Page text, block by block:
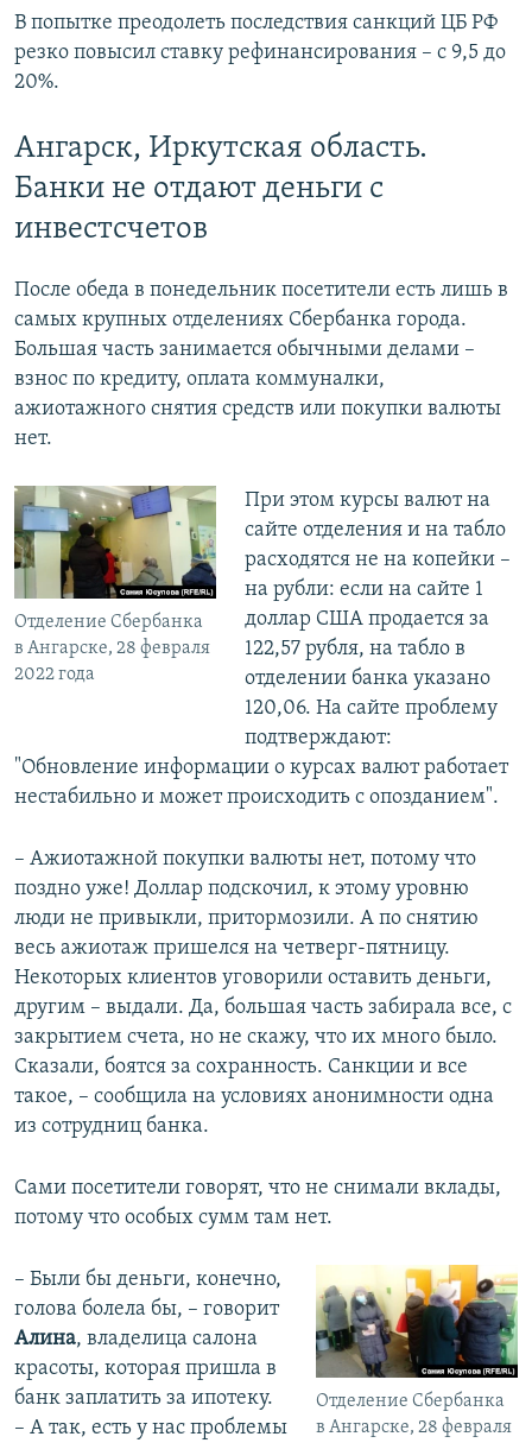
В попытке преодолеть последствия санкций ЦБ РФ
резко повысил ставку рефинансирования – с 9,5 до
20%.
Ангарск, Иркутская область.
Банки не отдают деньги с
инвестсчетов
После обеда в понедельник посетители есть лишь в
самых крупных отделениях Сбербанка города.
Большая часть занимается обычными делами –
взнос по кредиту, оплата коммуналки,
ажиотажного снятия средств или покупки валюты
нет.
Отделение Сбербанка
в Ангарске, 28 февраля
2022 года
При этом курсы валют на
сайте отделения и на табло
расходятся не на копейки –
на рубли: если на сайте 1
доллар США продается за
122,57 рубля, на табло в
отделении банка указано
120,06. На сайте проблему
подтверждают:
"Обновление информации о курсах валют работает
нестабильно и может происходить с опозданием".
– Ажиотажной покупки валюты нет, потому что
поздно уже! Доллар подскочил, к этому уровню
люди не привыкли, притормозили. А по снятию
весь ажиотаж пришелся на четверг-пятницу.
Некоторых клиентов уговорили оставить деньги,
другим – выдали. Да, большая часть забирала все, с
закрытием счета, но не скажу, что их много было.
Сказали, боятся за сохранность. Санкции и все
такое, – сообщила на условиях анонимности одна
из сотрудниц банка.
Сами посетители говорят, что не снимали вклады,
потому что особых сумм там нет.
Отделение Сбербанка
в Ангарске, 28 февраля
– Были бы деньги, конечно,
голова болела бы, – говорит
Алина, владелица салона
красоты, которая пришла в
банк заплатить за ипотеку.
– А так, есть у нас проблемы